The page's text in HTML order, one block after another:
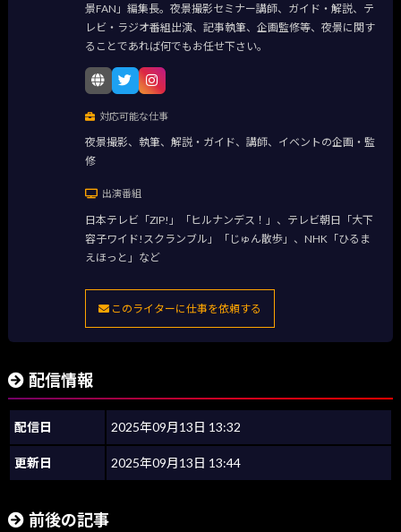
景FAN」編集長。夜景撮影セミナー講師、ガイド・解説、テ
レビ・ラジオ番組出演、記事執筆、企画監修等、夜景に関す
ることであれば何でもお任せ下さい。
対応可能な仕事
夜景撮影、執筆、解説・ガイド、講師、イベントの企画・監
修
出演番組
日本テレビ「ZIP!」「ヒルナンデス！」、テレビ朝日「大下
容子ワイド!スクランブル」「じゅん散歩」、NHK「ひるま
えほっと」など
このライターに仕事を依頼する
配信情報
配信日 2025年09月13日 13:32
更新日 2025年09月13日 13:44
前後の記事